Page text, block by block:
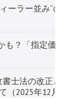
士法の改正と
（2025年12月
も？「指定価
ーラー並み”の